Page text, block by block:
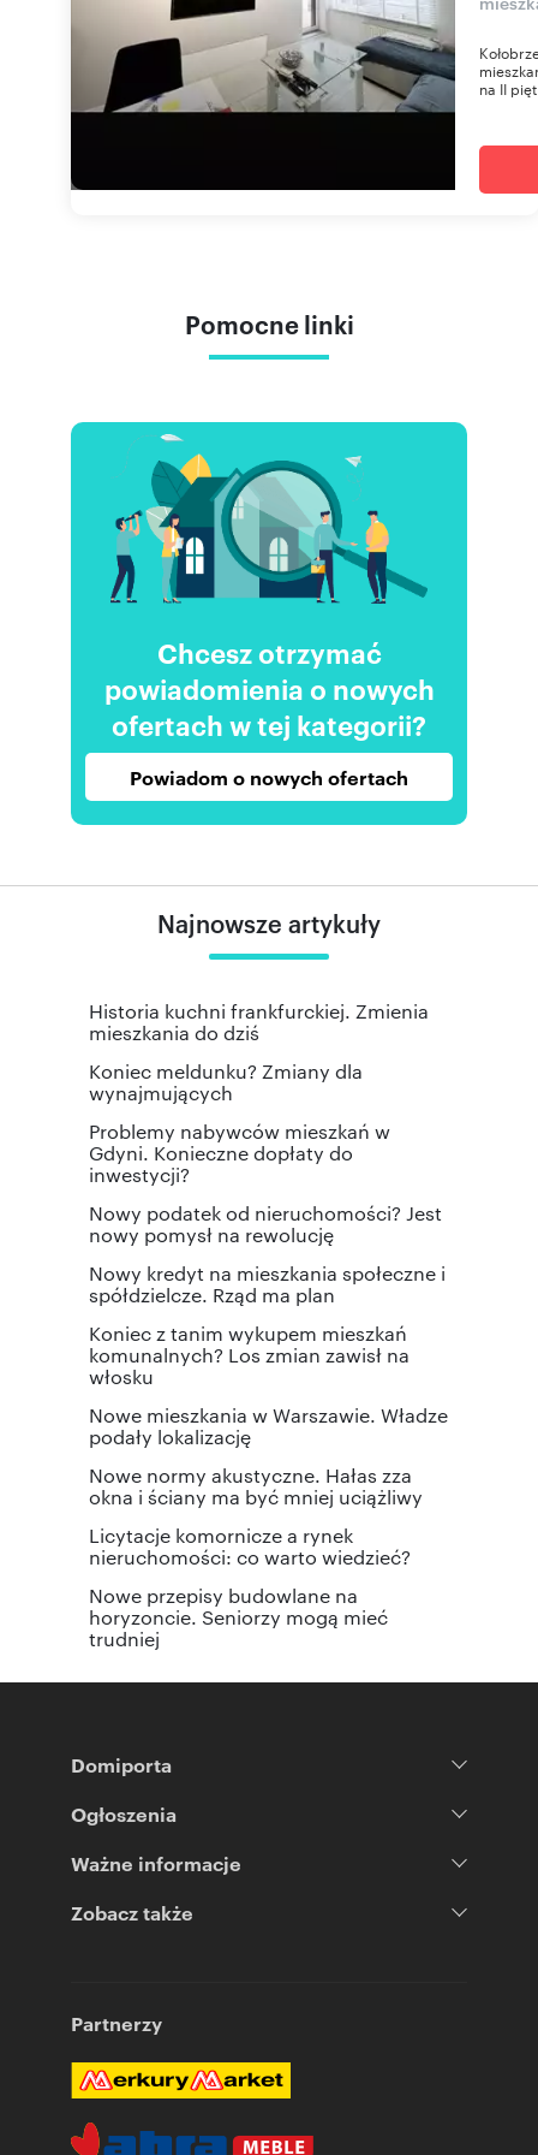
na II
Pomocne linki
Chcesz otrzymać
powiadomienia o nowych
ofertach w tej kategorii?
Powiadom o nowych ofertach
Najnowsze artykuły
Historia kuchni frankfurckiej. Zmienia
mieszkania do dziś
Koniec meldunku? Zmiany dla
wynajmujących
Problemy nabywców mieszkań w
Gdyni. Konieczne dopłaty do
inwestycji?
Nowy podatek od nieruchomości? Jest
nowy pomysł na rewolucję
Nowy kredyt na mieszkania społeczne i
spółdzielcze. Rząd ma plan
Koniec z tanim wykupem mieszkań
komunalnych? Los zmian zawisł na
włosku
Nowe mieszkania w Warszawie. Władze
podały lokalizację
Nowe normy akustyczne. Hałas zza
okna i ściany ma być mniej uciążliwy
Licytacje komornicze a rynek
nieruchomości: co warto wiedzieć?
Nowe przepisy budowlane na
horyzoncie. Seniorzy mogą mieć
trudniej
Domiporta
Ogłoszenia
Ważne informacje
Zobacz także
Partnerzy